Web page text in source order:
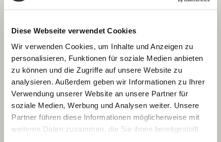
Diese Webseite verwendet Cookies
Wir verwenden Cookies, um Inhalte und Anzeigen zu
personalisieren, Funktionen für soziale Medien anbieten
zu können und die Zugriffe auf unsere Website zu
analysieren. Außerdem geben wir Informationen zu Ihrer
Verwendung unserer Website an unsere Partner für
soziale Medien, Werbung und Analysen weiter. Unsere
Partner führen diese Informationen möglicherweise mit
weiteren Daten zusammen, die Sie ihnen bereitgestellt
Materialauswahl und setzen Ihre Wünsche in die Tat um.
Wir verwenden bedacht nachhaltige, ökologische Produkte, auf
dem neuesten Stand der Technik, zugunsten der Natur und der
Gesundheit:
•schadstoffgeprüft
•ELF (emissionsarm, lösemittel- und weichmacherfrei)
•für Allergiker stellen wir spezielle konservierungsstofffreie
Silikatfarbe in fast allen Farbtönen bereit
Lesen Sie mehr über die Bereiche Innenraum, Fassadenanstrich &